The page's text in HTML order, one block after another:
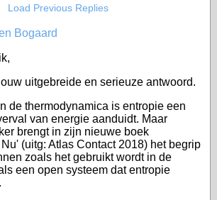
Load Previous Replies
Bogaard
uitgebreide en serieuze antwoord.
de thermodynamica is entropie een
van energie aanduidt. Maar
brengt in zijn nieuwe boek
(uitg: Atlas Contact 2018) het begrip
zoals het gebruikt wordt in de
een open systeem dat entropie